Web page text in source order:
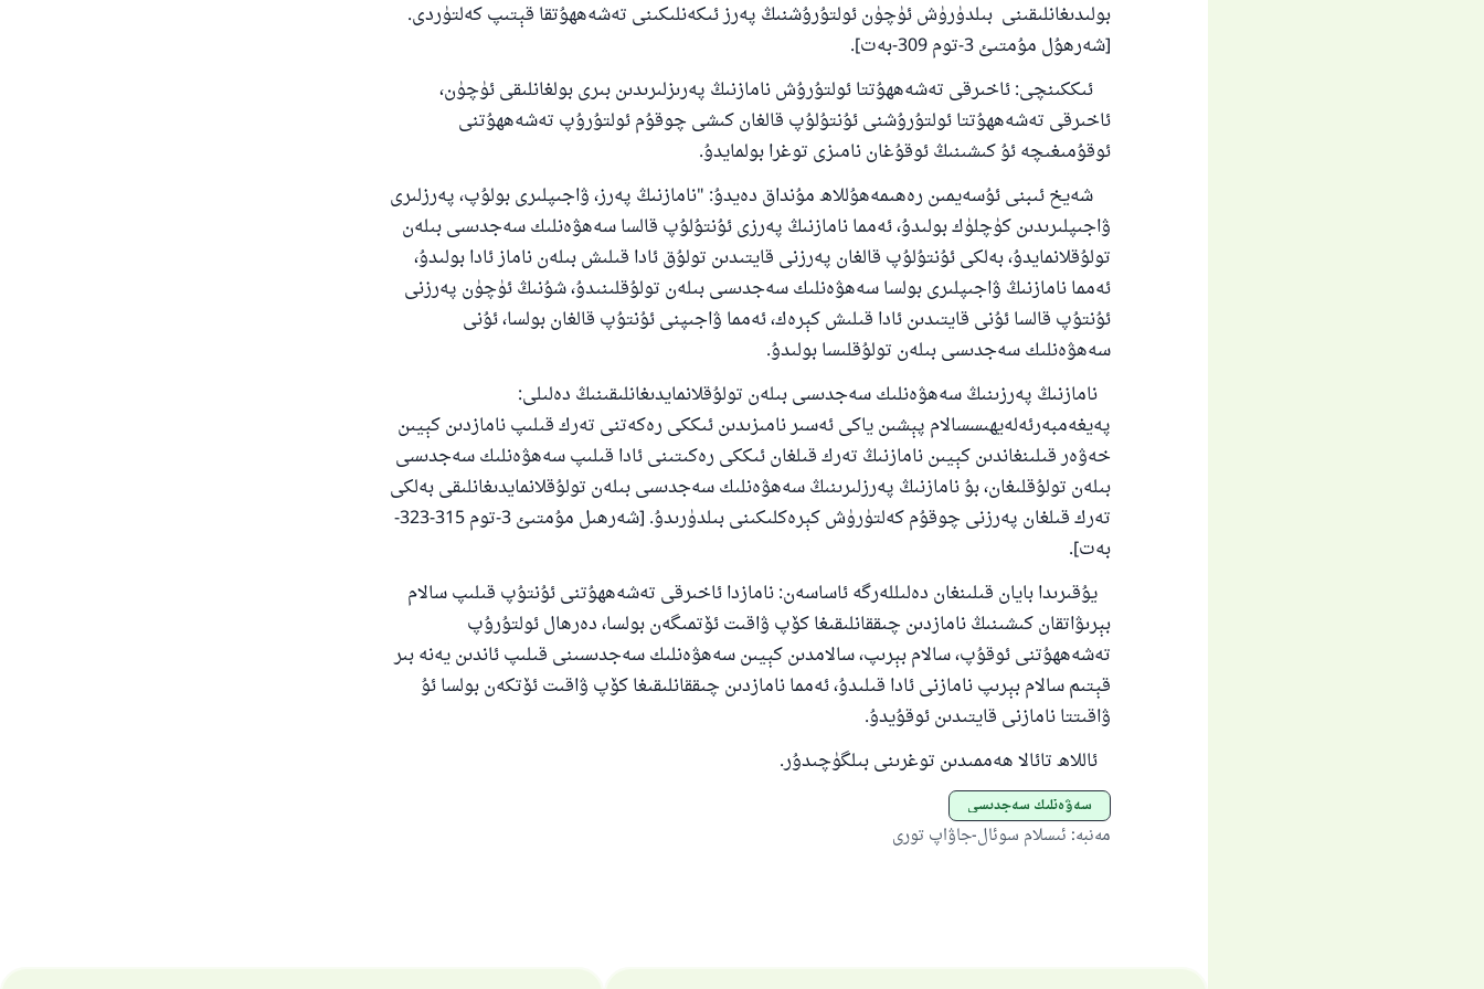
بولىدىغانلىقىنى بىلدۈرۈش ئۈچۈن ئولتۇرۇشنىڭ پەرز ئىكەنلىكىنى تەشەھھۇتقا قېتىپ كەلتۈردى.
[شەرھۇل مۇمتىئ 3-توم 309-بەت].
ئىككىنچى: ئاخىرقى تەشەھھۇتتا ئولتۇرۇش نامازنىڭ پەرىزلىرىدىن بىرى بولغانلىقى ئۈچۈن،
ئاخىرقى تەشەھھۇتتا ئولتۇرۇشنى ئۇنتۇلۇپ قالغان كىشى چوقۇم ئولتۇرۇپ تەشەھھۇتنى
ئوقۇمىغىچە ئۇ كىشىنىڭ ئوقۇغان نامىزى توغرا بولمايدۇ.
شەيخ ئىبنى ئۇسەيمىن رەھىمەھۇللاھ مۇنداق دەيدۇ: "نامازنىڭ پەرز، ۋاجىپلىرى بولۇپ، پەرزلىرى
ۋاجىپلىرىدىن كۈچلۈك بولىدۇ، ئەمما نامازنىڭ پەرزى ئۇنتۇلۇپ قالسا سەھۋەنلىك سەجدىسى بىلەن
تولۇقلانمايدۇ، بەلكى ئۇنتۇلۇپ قالغان پەرزنى قايتىدىن تولۇق ئادا قىلىش بىلەن ناماز ئادا بولىدۇ،
ئەمما نامازنىڭ ۋاجىپلىرى بولسا سەھۋەنلىك سەجدىسى بىلەن تولۇقلىنىدۇ، شۇنىڭ ئۈچۈن پەرزنى
ئۇنتۇپ قالسا ئۇنى قايتىدىن ئادا قىلىش كېرەك، ئەمما ۋاجىپنى ئۇنتۇپ قالغان بولسا، ئۇنى
سەھۋەنلىك سەجدىسى بىلەن تولۇقلىسا بولىدۇ.
نامازنىڭ پەرزىنىڭ سەھۋەنلىك سەجدىسى بىلەن تولۇقلانمايدىغانلىقىنىڭ دەلىلى:
پەيغەمبەرئەلەيھىسسالام پېشىن ياكى ئەسىر نامىزىدىن ئىككى رەكەتنى تەرك قىلىپ نامازدىن كېيىن
خەۋەر قىلىنغاندىن كېيىن نامازنىڭ تەرك قىلغان ئىككى رەكىتىنى ئادا قىلىپ سەھۋەنلىك سەجدىسى
بىلەن تولۇقلىغان، بۇ نامازنىڭ پەرزلىرىنىڭ سەھۋەنلىك سەجدىسى بىلەن تولۇقلانمايدىغانلىقى بەلكى
تەرك قىلغان پەرزنى چوقۇم كەلتۈرۈش كېرەكلىكىنى بىلدۈرىدۇ. [شەرھىل مۇمتىئ 3-توم 315-323-
بەت].
يۇقىرىدا بايان قىلىنغان دەلىللەرگە ئاساسەن: نامازدا ئاخىرقى تەشەھھۇتنى ئۇنتۇپ قىلىپ سالام
بېرىۋاتقان كىشىنىڭ نامازدىن چىققانلىقىغا كۆپ ۋاقىت ئۆتمىگەن بولسا، دەرھال ئولتۇرۇپ
تەشەھھۇتنى ئوقۇپ، سالام بېرىپ، سالامدىن كېيىن سەھۋەنلىك سەجدىسىنى قىلىپ ئاندىن يەنە بىر
قېتىم سالام بېرىپ نامازنى ئادا قىلىدۇ، ئەمما نامازدىن چىققانلىقىغا كۆپ ۋاقىت ئۆتكەن بولسا ئۇ
ۋاقىتتا نامازنى قايتىدىن ئوقۇيدۇ.
ئاللاھ تائالا ھەممىدىن توغرىنى بىلگۈچىدۇر.
سەۋەنلىك سەجدىسى
مەنبە: ئىسلام سوئال-جاۋاپ تورى